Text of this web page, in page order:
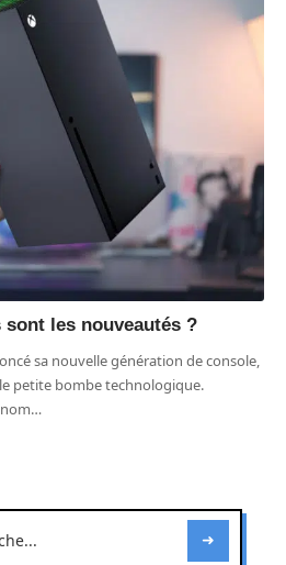
les nouveautés ?
sa nouvelle génération de console,
petite bombe technologique.
…